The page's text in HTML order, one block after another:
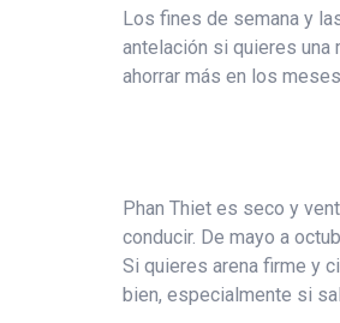
Los fines de semana y
antelación si quieres una
ahorrar más en los
Phan Thiet es seco y
conducir. De mayo a
Si quieres arena firme y
bien, especialmente si